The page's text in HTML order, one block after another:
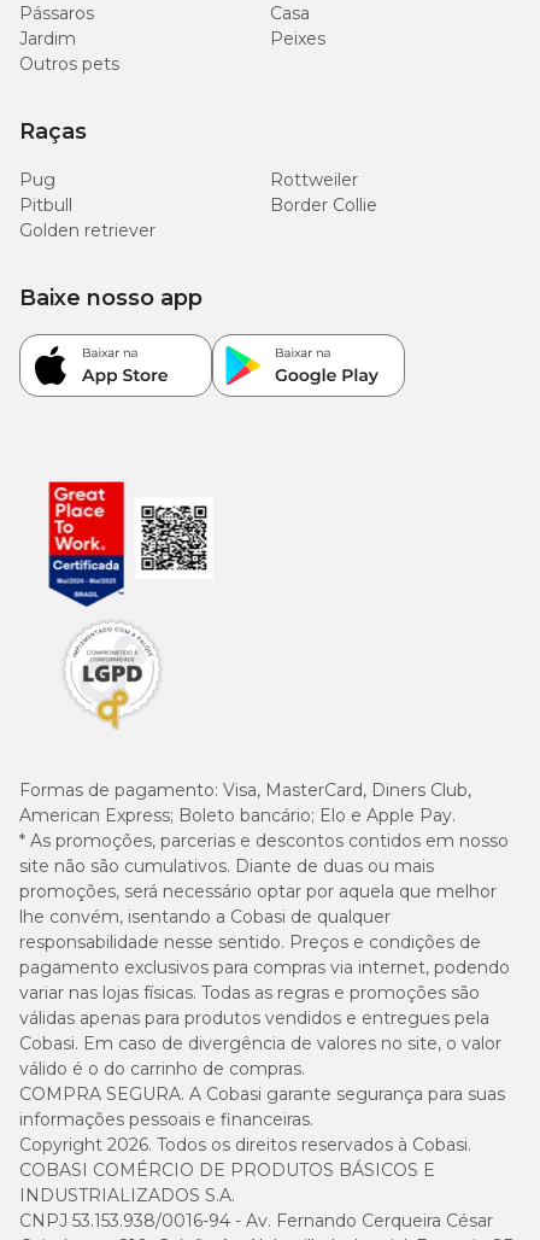
Pássaros
Casa
Jardim
Peixes
Outros pets
Raças
Pug
Rottweiler
Pitbull
Border Collie
Golden retriever
Formas de pagamento: Visa, MasterCard, Diners Club,
American Express; Boleto bancário; Elo e Apple Pay.
* As promoções, parcerias e descontos contidos em nosso
site não são cumulativos. Diante de duas ou mais
promoções, será necessário optar por aquela que melhor
lhe convém, isentando a Cobasi de qualquer
responsabilidade nesse sentido. Preços e condições de
pagamento exclusivos para compras via internet, podendo
variar nas lojas físicas. Todas as regras e promoções são
válidas apenas para produtos vendidos e entregues pela
Cobasi. Em caso de divergência de valores no site, o valor
válido é o do carrinho de compras.
COMPRA SEGURA. A Cobasi garante segurança para suas
informações pessoais e financeiras.
Copyright 2026. Todos os direitos reservados à Cobasi.
COBASI COMÉRCIO DE PRODUTOS BÁSICOS E
INDUSTRIALIZADOS S.A.
CNPJ 53.153.938/0016-94 - Av. Fernando Cerqueira César
Baixe nosso app